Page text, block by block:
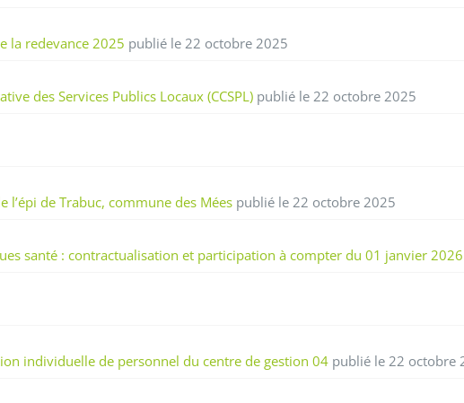
la redevance 2025 publié le 22 octobre 2025
des Services Publics Locaux (CCSPL) publié le 22 octobre 2025
l’épi de Trabuc, commune des Mées publié le 22 octobre 2025
santé : contractualisation et participation à compter du 01 janvier 2026
individuelle de personnel du centre de gestion 04 publié le 22 octobre